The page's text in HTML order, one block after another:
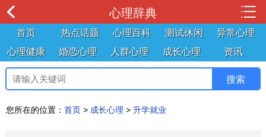
心理辞典
首页 热点话题 心理百科 测试休闲
异常心理
心理健康
婚恋心理 人群心理 成长心理 资讯
您所在的位置： 首页 > 成长心理 > 升学就业